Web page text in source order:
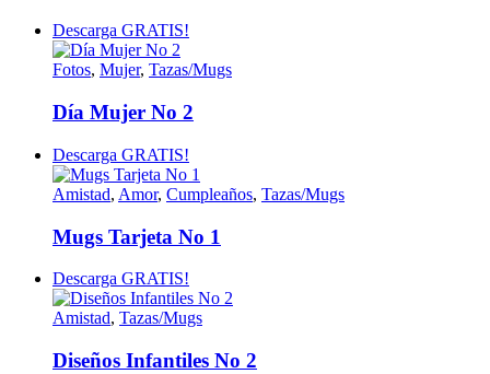
Descarga GRATIS!
Fotos, Mujer, Tazas/Mugs
Día Mujer No 2
Descarga GRATIS!
Amistad, Amor, Cumpleaños, Tazas/Mugs
Mugs Tarjeta No 1
Descarga GRATIS!
Amistad, Tazas/Mugs
Diseños Infantiles No 2